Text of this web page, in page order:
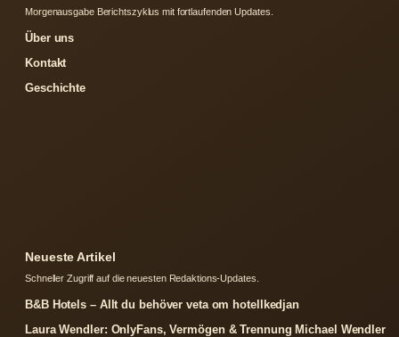
Morgenausgabe Berichtszyklus mit fortlaufenden Updates.
Über uns
Kontakt
Geschichte
Neueste Artikel
Schneller Zugriff auf die neuesten Redaktions-Updates.
B&B Hotels – Allt du behöver veta om hotellkedjan
Laura Wendler: OnlyFans, Vermögen & Trennung Michael Wendler